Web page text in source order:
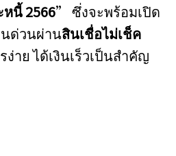
หนี้ 2566” ซึ่งจะพร้อมเปิด
นด่วนผ่านสินเชื่อไม่เช็ค
าย ได้เงินเร็วเป็นสำคัญ